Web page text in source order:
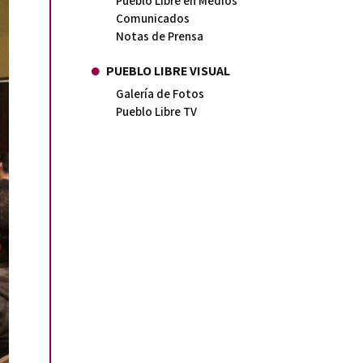
Comunicados
Notas de Prensa
PUEBLO LIBRE VISUAL
Galería de Fotos
Pueblo Libre TV